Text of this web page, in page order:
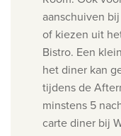
aanschuiven
of kiezen uit
Bistro. Een
het diner kan
tijdens de
minstens 5
carte diner bij